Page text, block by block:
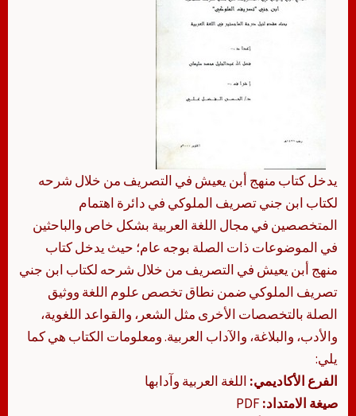
يدخل كتاب منهج أبن يعيش في التصريف من خلال شرحه
لكتاب ابن جني تصريف الملوكي في دائرة اهتمام
المتخصصين في مجال اللغة العربية بشكل خاص والباحثين
في الموضوعات ذات الصلة بوجه عام؛ حيث يدخل كتاب
منهج أبن يعيش في التصريف من خلال شرحه لكتاب ابن جني
تصريف الملوكي ضمن نطاق تخصص علوم اللغة ووثيق
الصلة بالتخصصات الأخرى مثل الشعر، والقواعد اللغوية،
والأدب، والبلاغة، والآداب العربية. ومعلومات الكتاب هي كما
يلي:
الفرع الأكاديمي: اللغة العربية وآدابها
صيغة الامتداد: